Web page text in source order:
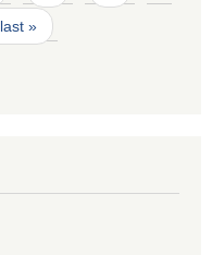
last »